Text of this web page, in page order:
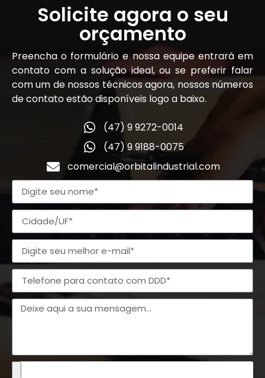
Solicite agora o seu
orçamento
Preencha o formulário e nossa equipe entrará em
contato com a solução ideal, ou se preferir falar
com um de nossos técnicos agora, nossos números
de contato estão disponíveis logo a baixo.
(47) 9 9272-0014
(47) 9 9188-0075
comercial@orbitalindustrial.com